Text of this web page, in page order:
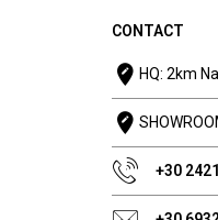
CONTACT
HQ: 2km
+30